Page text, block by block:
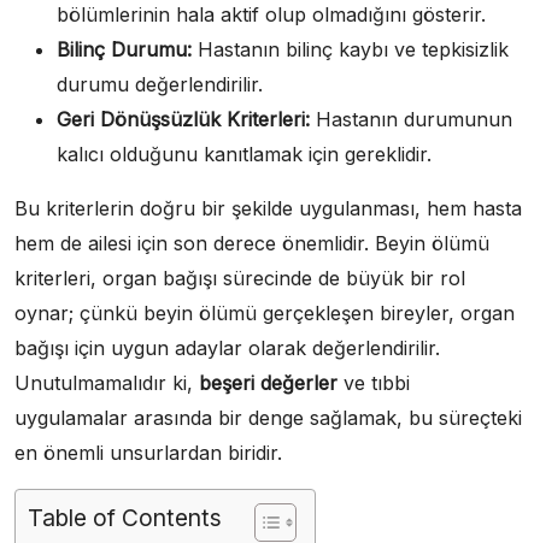
bölümlerinin hala aktif olup olmadığını gösterir.
Bilinç Durumu: Hastanın bilinç kaybı ve tepkisizlik
durumu değerlendirilir.
Geri Dönüşsüzlük Kriterleri: Hastanın durumunun
kalıcı olduğunu kanıtlamak için gereklidir.
Bu kriterlerin doğru bir şekilde uygulanması, hem hasta
hem de ailesi için son derece önemlidir. Beyin ölümü
kriterleri, organ bağışı sürecinde de büyük bir rol
oynar; çünkü beyin ölümü gerçekleşen bireyler, organ
bağışı için uygun adaylar olarak değerlendirilir.
Unutulmamalıdır ki, beşeri değerler ve tıbbi
uygulamalar arasında bir denge sağlamak, bu süreçteki
en önemli unsurlardan biridir.
Table of Contents